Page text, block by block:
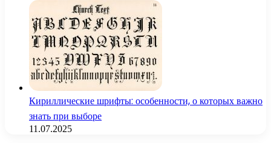
Кириллические шрифты: особенности, о которых важно
знать при выборе
11.07.2025